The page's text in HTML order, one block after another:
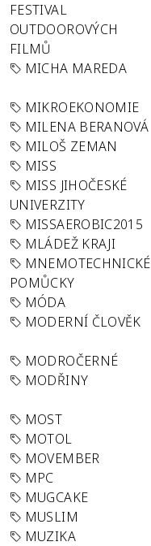
FESTIVAL
OUTDOOROVÝCH
FILMŮ
MICHA MAREDA
MIKROEKONOMIE
MILENA BERANOVÁ
MILOŠ ZEMAN
MISS
MISS JIHOČESKÉ
UNIVERZITY
MISSAEROBIC2015
MLÁDEŽ KRAJI
MNEMOTECHNICKÉ
POMŮCKY
MÓDA
MODERNÍ ČLOVĚK
MODROČERNÉ
MODŘINY
MOST
MOTOL
MOVEMBER
MPC
MUGCAKE
MUSLIM
MUZIKA